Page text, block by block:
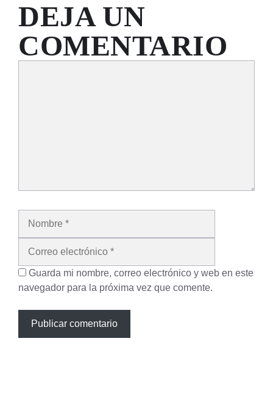
DEJA UN
COMENTARIO
Guarda mi nombre, correo electrónico y web en este
navegador para la próxima vez que comente.